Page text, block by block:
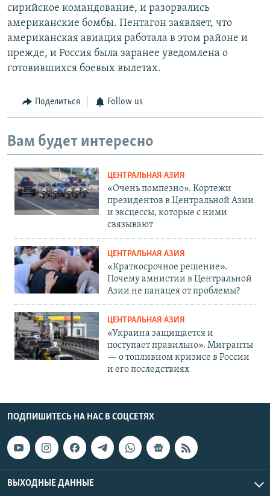
сирийское командование, и разорвались
американские бомбы. Пентагон заявляет, что
американская авиация работала в этом районе и
прежде, и Россия была заранее уведомлена о
готовившихся боевых вылетах.
Поделиться Follow us
Вам будет интересно
ЦЕНТРАЛЬНАЯ АЗИЯ
«Очень помпезно». Кортежи
президентов в Центральной Азии
и эксцессы, которые с ними
связывают
ЦЕНТРАЛЬНАЯ АЗИЯ
«Краткосрочное решение».
Почему амнистии в Центральной
Азии не панацея от проблемы?
ЦЕНТРАЛЬНАЯ АЗИЯ
«Украина защищается и
поступает правильно». Мигранты
— о топливном кризисе в России
и его последствиях
ПОДПИШИТЕСЬ НА НАС В СОЦСЕТЯХ
ВЫХОДНЫЕ ДАННЫЕ